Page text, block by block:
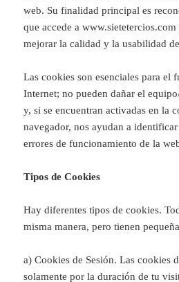
web. Su finalidad principal es
que accede a
mejorar la calidad y la usabilidad
Las cookies son esenciales para el
Internet; no pueden dañar el
y, si se encuentran activadas en la
navegador, nos ayudan a
errores de funcionamiento de la
Tipos de Cookies
Hay diferentes tipos de cookies.
misma manera, pero tienen
a) Cookies de Sesión. Las cookies
solamente por la duración de tu